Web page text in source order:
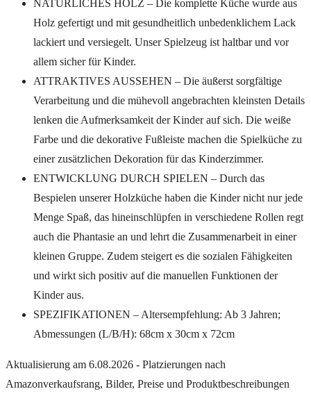
NATÜRLICHES HOLZ – Die komplette Küche wurde aus
Holz gefertigt und mit gesundheitlich unbedenklichem Lack
lackiert und versiegelt. Unser Spielzeug ist haltbar und vor
allem sicher für Kinder.
ATTRAKTIVES AUSSEHEN – Die äußerst sorgfältige
Verarbeitung und die mühevoll angebrachten kleinsten Details
lenken die Aufmerksamkeit der Kinder auf sich. Die weiße
Farbe und die dekorative Fußleiste machen die Spielküche zu
einer zusätzlichen Dekoration für das Kinderzimmer.
ENTWICKLUNG DURCH SPIELEN – Durch das
Bespielen unserer Holzküche haben die Kinder nicht nur jede
Menge Spaß, das hineinschlüpfen in verschiedene Rollen regt
auch die Phantasie an und lehrt die Zusammenarbeit in einer
kleinen Gruppe. Zudem steigert es die sozialen Fähigkeiten
und wirkt sich positiv auf die manuellen Funktionen der
Kinder aus.
SPEZIFIKATIONEN – Altersempfehlung: Ab 3 Jahren;
Abmessungen (L/B/H): 68cm x 30cm x 72cm
Aktualisierung am 6.08.2026 - Platzierungen nach
Amazonverkaufsrang, Bilder, Preise und Produktbeschreibungen